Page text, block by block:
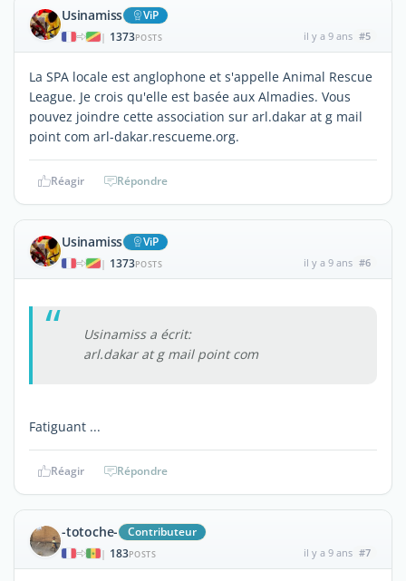
Usinamiss ViP
| 1373POSTS il y a 9 ans #5
La SPA locale est anglophone et s'appelle Animal Rescue
League. Je crois qu'elle est basée aux Almadies. Vous
pouvez joindre cette association sur arl.dakar at g mail
point com arl-dakar.rescueme.org.
Réagir Répondre
Usinamiss ViP
| 1373POSTS il y a 9 ans #6
Usinamiss a écrit:
arl.dakar at g mail point com
Fatiguant ...
Réagir Répondre
-totoche- Contributeur
| 183POSTS il y a 9 ans #7